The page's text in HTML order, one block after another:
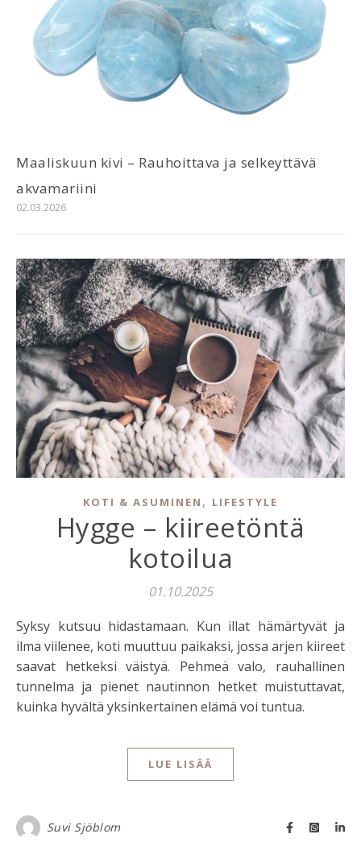
Maaliskuun kivi – Rauhoittava ja selkeyttävä
akvamariini
02.03.2026
KOTI & ASUMINEN , LIFESTYLE
Hygge – kiireetöntä
kotoilua
01.10.2025
Syksy kutsuu hidastamaan. Kun illat hämärtyvät ja
ilma viilenee, koti muuttuu paikaksi, jossa arjen kiireet
saavat hetkeksi väistyä. Pehmeä valo, rauhallinen
tunnelma ja pienet nautinnon hetket muistuttavat,
kuinka hyvältä yksinkertainen elämä voi tuntua.
LUE LISÄÄ
Suvi Sjöblom